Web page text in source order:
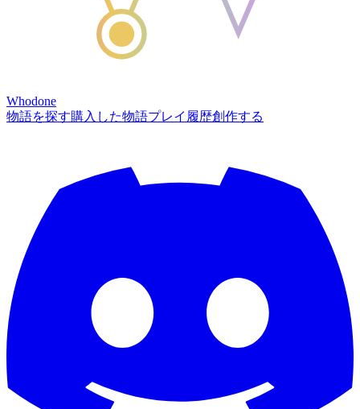
Whodone
物語を探す購入した物語プレイ履歴創作する